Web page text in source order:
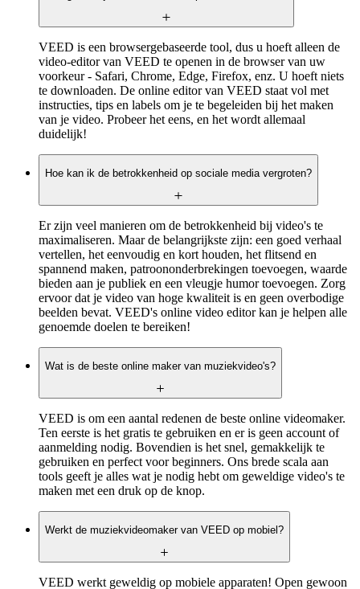
VEED is een browsergebaseerde tool, dus u hoeft alleen de
video-editor van VEED te openen in de browser van uw
voorkeur - Safari, Chrome, Edge, Firefox, enz. U hoeft niets
te downloaden. De online editor van VEED staat vol met
instructies, tips en labels om je te begeleiden bij het maken
van je video. Probeer het eens, en het wordt allemaal
duidelijk!
Hoe kan ik de betrokkenheid op sociale media vergroten?
Er zijn veel manieren om de betrokkenheid bij video's te
maximaliseren. Maar de belangrijkste zijn: een goed verhaal
vertellen, het eenvoudig en kort houden, het flitsend en
spannend maken, patroononderbrekingen toevoegen, waarde
bieden aan je publiek en een vleugje humor toevoegen. Zorg
ervoor dat je video van hoge kwaliteit is en geen overbodige
beelden bevat. VEED's online video editor kan je helpen alle
genoemde doelen te bereiken!
Wat is de beste online maker van muziekvideo's?
VEED is om een aantal redenen de beste online videomaker.
Ten eerste is het gratis te gebruiken en er is geen account of
aanmelding nodig. Bovendien is het snel, gemakkelijk te
gebruiken en perfect voor beginners. Ons brede scala aan
tools geeft je alles wat je nodig hebt om geweldige video's te
maken met een druk op de knop. ‍
Werkt de muziekvideomaker van VEED op mobiel?
VEED werkt geweldig op mobiele apparaten! Open gewoon